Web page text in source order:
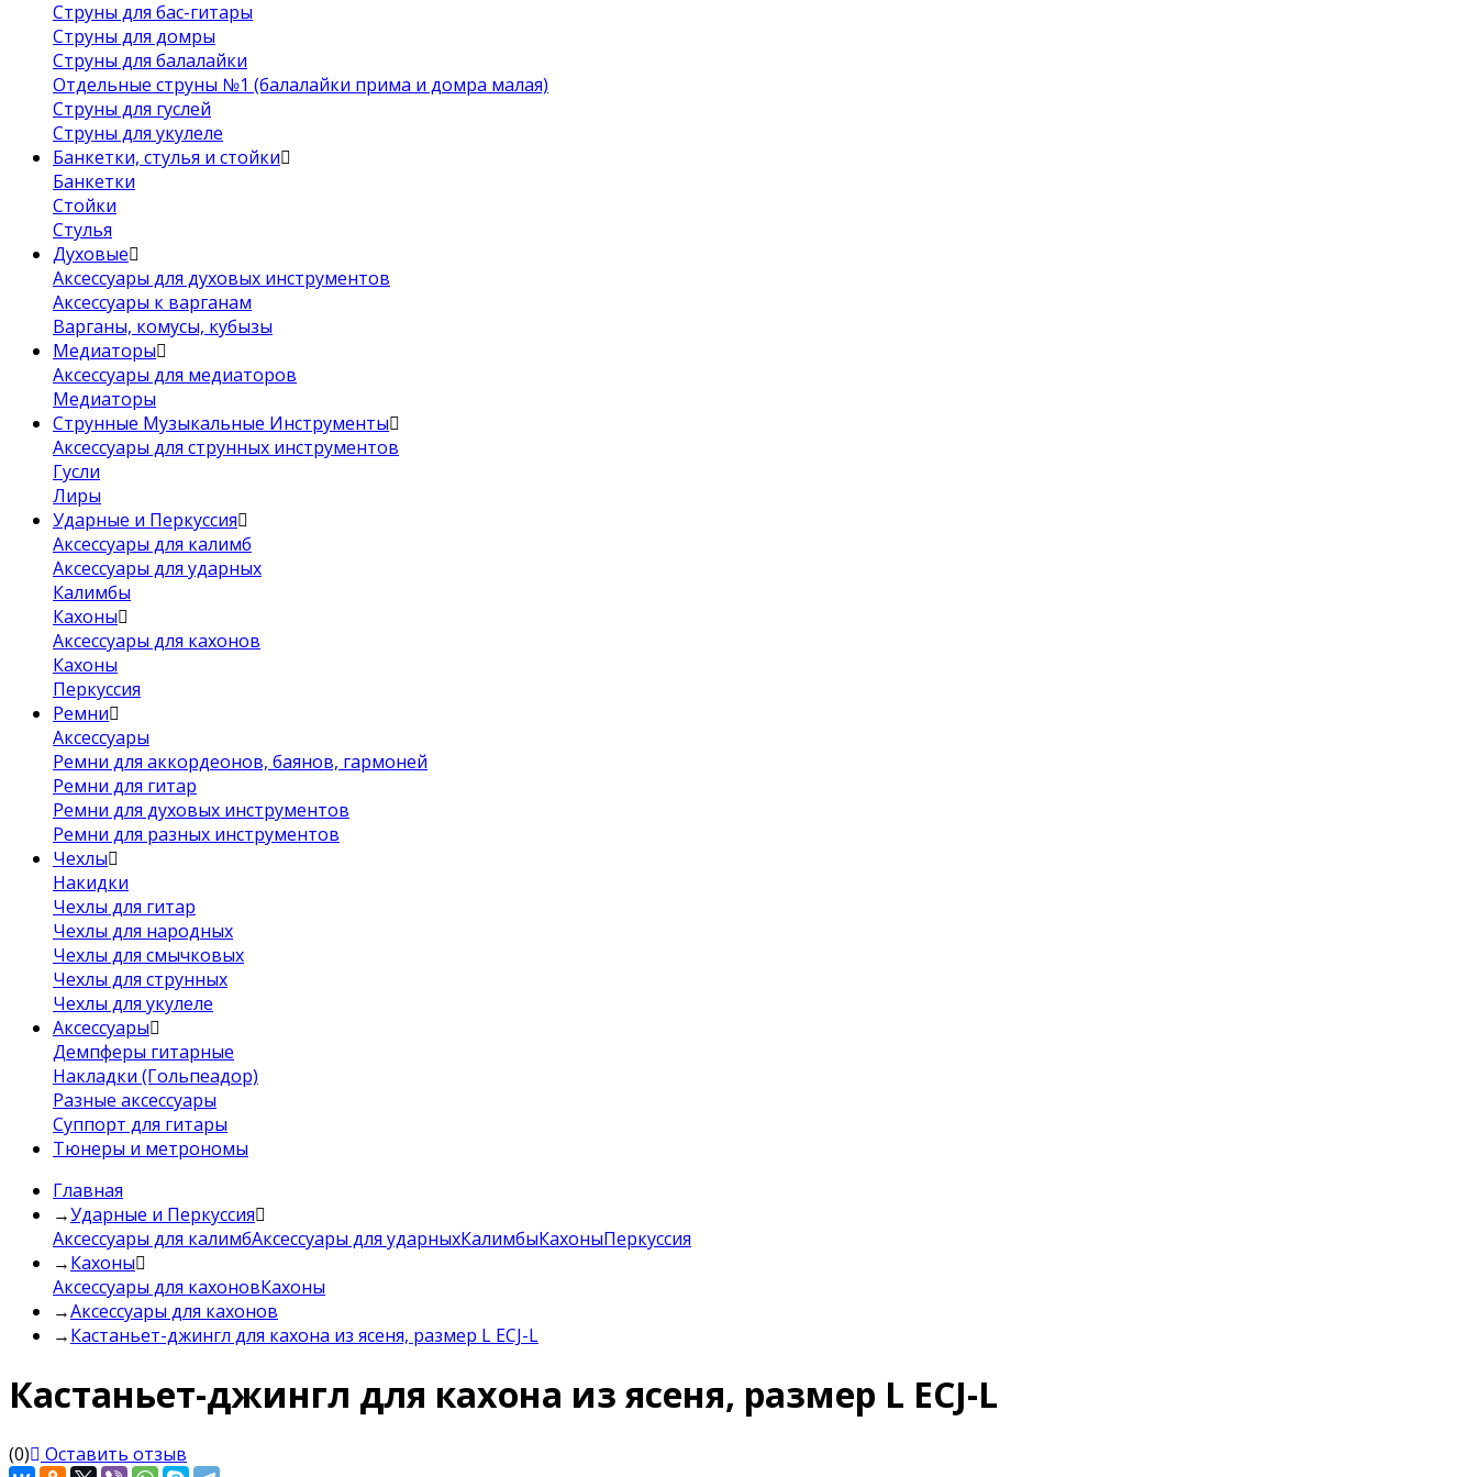
Струны для бас-гитары
Струны для домры
Струны для балалайки
Отдельные струны №1 (балалайки прима и домра малая)
Струны для гуслей
Струны для укулеле
Банкетки, стулья и стойки
Банкетки
Стойки
Стулья
Духовые
Аксессуары для духовых инструментов
Аксессуары к варганам
Варганы, комусы, кубызы
Медиаторы
Аксессуары для медиаторов
Медиаторы
Струнные Музыкальные Инструменты
Аксессуары для струнных инструментов
Гусли
Лиры
Ударные и Перкуссия
Аксессуары для калимб
Аксессуары для ударных
Калимбы
Кахоны
Аксессуары для кахонов
Кахоны
Перкуссия
Ремни
Аксессуары
Ремни для аккордеонов, баянов, гармоней
Ремни для гитар
Ремни для духовых инструментов
Ремни для разных инструментов
Чехлы
Накидки
Чехлы для гитар
Чехлы для народных
Чехлы для смычковых
Чехлы для струнных
Чехлы для укулеле
Аксессуары
Демпферы гитарные
Накладки (Гольпеадор)
Разные аксессуары
Суппорт для гитары
Тюнеры и метрономы
Главная
→Ударные и Перкуссия
Аксессуары для калимбАксессуары для ударныхКалимбыКахоныПеркуссия
→Кахоны
Аксессуары для кахоновКахоны
→Аксессуары для кахонов
→Кастаньет-джингл для кахона из ясеня, размер L ECJ-L
Кастаньет-джингл для кахона из ясеня, размер L ECJ-L
(0) Оставить отзыв